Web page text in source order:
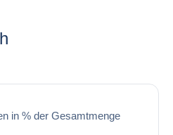
in % der Gesamtmenge